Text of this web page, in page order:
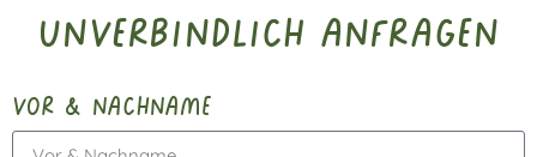
unverbindlich anfragen
vor & nachname